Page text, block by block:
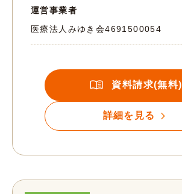
運営事業者
医療法人みゆき会4691500054
資料請求(無料)
詳細を見る